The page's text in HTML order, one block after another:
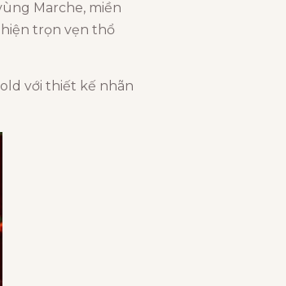
Marche, miền
hiện trọn vẹn thổ
với thiết kế nhãn